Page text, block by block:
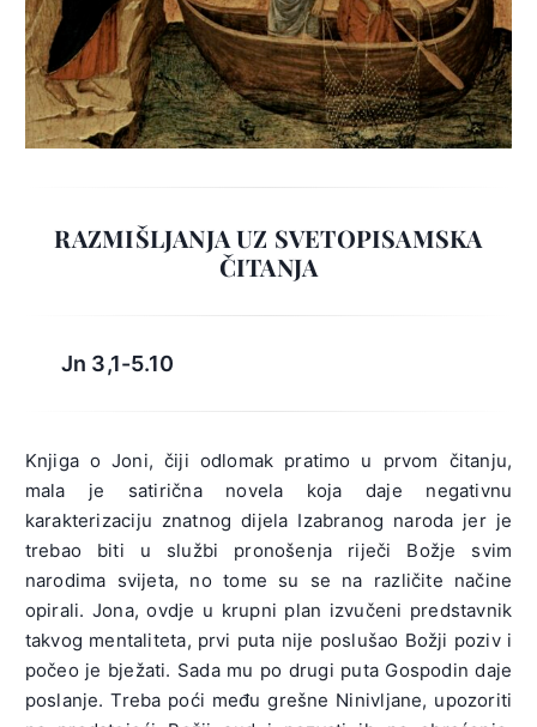
RAZMIŠLJANJA UZ SVETOPISAMSKA
ČITANJA
Jn 3,1-5.10
Knjiga o Joni, čiji odlomak pratimo u prvom čitanju,
mala je satirična novela koja daje negativnu
karakterizaciju znatnog dijela Izabranog naroda jer je
trebao biti u službi pronošenja riječi Božje svim
narodima svijeta, no tome su se na različite načine
opirali. Jona, ovdje u krupni plan izvučeni predstavnik
takvog mentaliteta, prvi puta nije poslušao Božji poziv i
počeo je bježati. Sada mu po drugi puta Gospodin daje
poslanje. Treba poći među grešne Ninivljane, upozoriti